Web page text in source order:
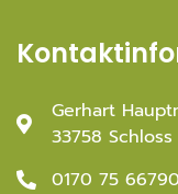
Gerhart
33758
0170 75 66790